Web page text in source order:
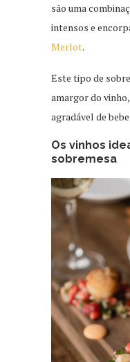
são uma
intensos e
Merlot.
Este tipo de
amargor do
agradável de
Os vinhos
sobremesa